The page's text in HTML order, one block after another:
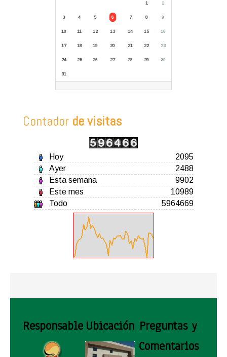
1 2
3 4 5 6 7 8 9
10 11 12 13 14 15 16
17 18 19 20 21 22 23
24 25 26 27 28 29 30
31
Contador de visitas
Hoy
2095
Ayer
2488
Esta semana
9902
Este mes
10989
Todo
5964669
Responsable Ubicación Preguntas y
Comentarios